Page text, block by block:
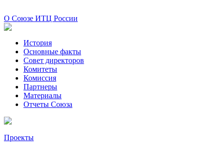
О Союзе ИТЦ России
История
Основные факты
Совет директоров
Комитеты
Комиссия
Партнеры
Материалы
Отчеты Союза
Проекты